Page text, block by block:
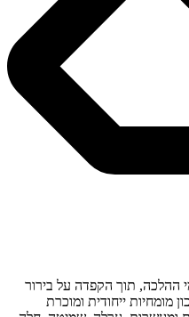
ההלכה, תוך הקפדה על בירור
מומחיות ייחודית ומוכרת